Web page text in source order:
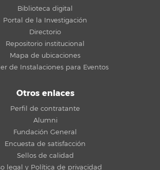
Biblioteca digital
Portal de la Investigación
Directorio
Repositorio institucional
Mapa de ubicaciones
de Instalaciones para Eventos
Otros enlaces
Perfil de contratante
Alumni
Fundación General
Encuesta de satisfacción
Sellos de calidad
legal y Política de privacidad